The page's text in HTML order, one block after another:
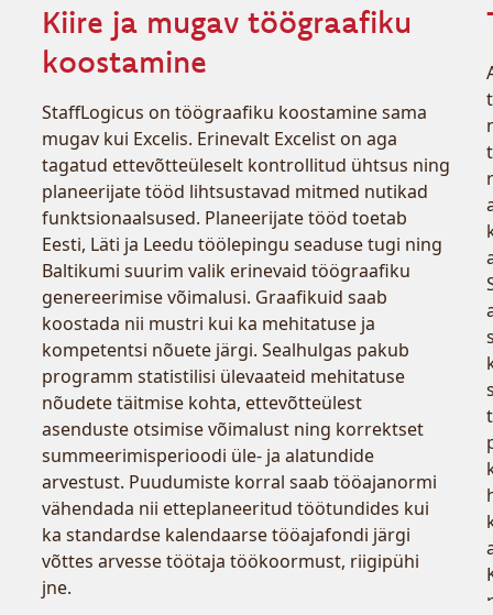
Kiire ja mugav töögraafiku
koostamine
StaffLogicus on töögraafiku koostamine sama
mugav kui Excelis. Erinevalt Excelist on aga
tagatud ettevõtteüleselt kontrollitud ühtsus ning
planeerijate tööd lihtsustavad mitmed nutikad
funktsionaalsused. Planeerijate tööd toetab
Eesti, Läti ja Leedu töölepingu seaduse tugi ning
Baltikumi suurim valik erinevaid töögraafiku
genereerimise võimalusi. Graafikuid saab
koostada nii mustri kui ka mehitatuse ja
kompetentsi nõuete järgi. Sealhulgas pakub
programm statistilisi ülevaateid mehitatuse
nõudete täitmise kohta, ettevõtteülest
asenduste otsimise võimalust ning korrektset
summeerimisperioodi üle- ja alatundide
arvestust. Puudumiste korral saab tööajanormi
vähendada nii etteplaneeritud töötundides kui
ka standardse kalendaarse tööajafondi järgi
võttes arvesse töötaja töökoormust, riigipühi
jne.